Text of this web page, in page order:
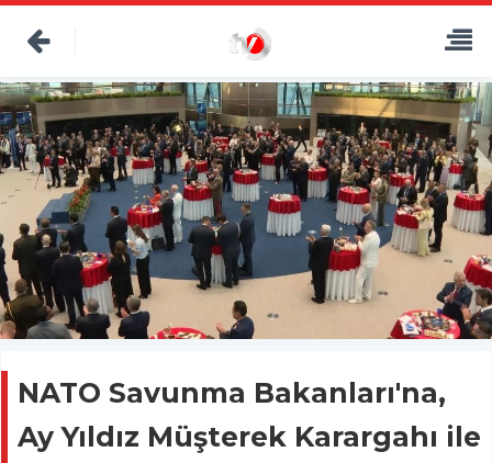
NATO Savunma Bakanları'na,
Ay Yıldız Müşterek Karargahı ile